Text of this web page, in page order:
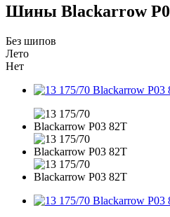
Шины Blackarrow
Без шипов
Лето
Нет